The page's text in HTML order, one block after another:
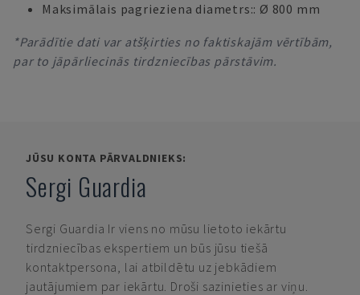
Maksimālais pagrieziena diametrs:: Ø 800 mm
*Parādītie dati var atšķirties no faktiskajām vērtībām,
par to jāpārliecinās tirdzniecības pārstāvim.
JŪSU KONTA PĀRVALDNIEKS:
Sergi Guardia
Sergi Guardia Ir viens no mūsu lietoto iekārtu
tirdzniecības ekspertiem un būs jūsu tiešā
kontaktpersona, lai atbildētu uz jebkādiem
jautājumiem par iekārtu. Droši sazinieties ar viņu.